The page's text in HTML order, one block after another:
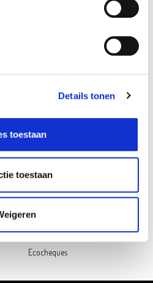
Details tonen
toestaan
toestaan
Contacteer ons
Jobs
Hulp nodig?
Veelgestelde vragen
Betalen
Retourneren
Ecocheques